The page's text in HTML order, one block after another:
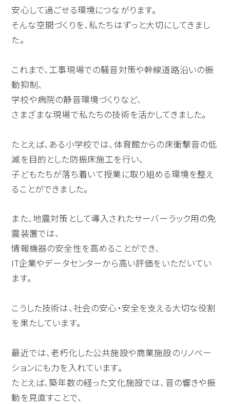
安心して過ごせる環境につながります。
そんな空間づくりを、私たちはずっと大切にしてきまし
た。
これまで、工事現場での騒音対策や幹線道路沿いの振
動抑制、
学校や病院の静音環境づくりなど、
さまざまな現場で私たちの技術を活かしてきました。
たとえば、ある小学校では、体育館からの床衝撃音の低
減を目的とした防振床施工を行い、
子どもたちが落ち着いて授業に取り組める環境を整え
ることができました。
また、地震対策として導入されたサーバーラック用の免
震装置では、
情報機器の安全性を高めることができ、
IT企業やデータセンターから高い評価をいただいてい
ます。
こうした技術は、社会の安心・安全を支える大切な役割
を果たしています。
最近では、老朽化した公共施設や商業施設のリノベー
ションにも力を入れています。
たとえば、築年数の経った文化施設では、音の響きや振
動を見直すことで、